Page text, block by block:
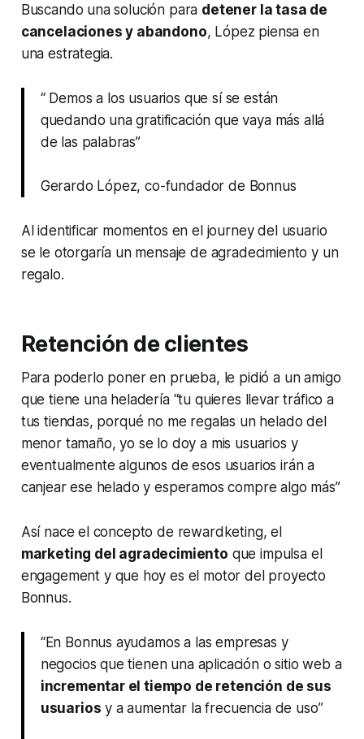
Buscando una solución para detener la tasa de
cancelaciones y abandono, López piensa en
una estrategia.
“ Demos a los usuarios que sí se están
quedando una gratificación que vaya más allá
de las palabras”
Gerardo López, co-fundador de Bonnus
Al identificar momentos en el journeydel usuario
se le otorgaría un mensaje de agradecimiento y un
regalo.
Retención de clientes
Para poderlo poner en prueba, le pidió a un amigo
que tiene una heladería “tu quieres llevar tráfico a
tus tiendas, porqué no me regalas un helado del
menor tamaño, yo se lo doy a mis usuarios y
eventualmente algunos de esos usuarios irán a
canjear ese helado y esperamos compre algo más”
Así nace el concepto de rewardketing, el
marketing del agradecimiento que impulsa el
engagement y que hoy es el motor del proyecto
Bonnus.
“En Bonnus ayudamos a las empresas y
negocios que tienen una aplicación o sitio web a
incrementar el tiempo de retención de sus
usuarios y a aumentar la frecuencia de uso”